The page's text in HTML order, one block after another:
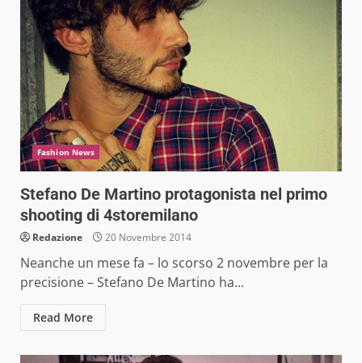
Fashion News
Stefano De Martino protagonista nel primo
shooting di 4storemilano
Redazione 20 Novembre 2014
Neanche un mese fa – lo scorso 2 novembre per la
precisione – Stefano De Martino ha...
Read More